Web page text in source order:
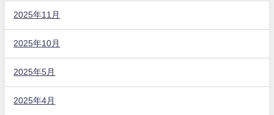
2025年11月
2025年10月
2025年5月
2025年4月